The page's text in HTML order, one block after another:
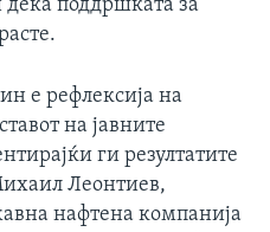
дека поддршката за
е рефлексија на
на јавните
ги резултатите
Леонтиев,
нафтена компанија